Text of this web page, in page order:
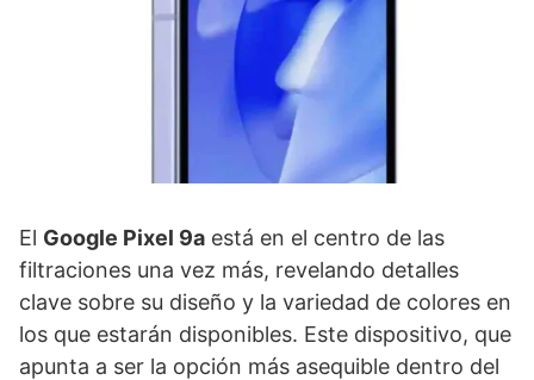
El Google Pixel 9a está en el centro de las
filtraciones una vez más, revelando detalles
clave sobre su diseño y la variedad de colores en
los que estarán disponibles. Este dispositivo, que
apunta a ser la opción más asequible dentro del